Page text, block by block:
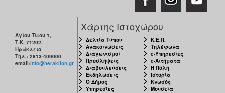
Αγίου Τίτου 1,
Τ.Κ. 71202,
Ηράκλειο
Τηλ.: 2813-409000
email:info@heraklion.gr
Χάρτης Ιστοχώρου
Δελτία Τύπου
Ανακοινώσεις
Διαγωνισμοί
Προσλήψεις
Διαβουλεύσεις
Εκδηλώσεις
Ο Δήμος
Υπηρεσίες
Κ.Ε.Π.
Τηλέφωνα
e-Υπηρεσίες
e-Αιτήματα
Η Πόλη
Ιστορία
Κνωσός
Μουσεία